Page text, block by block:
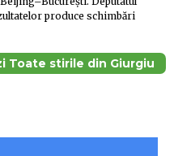
produce schimbări
Toate stirile din Giurgiu